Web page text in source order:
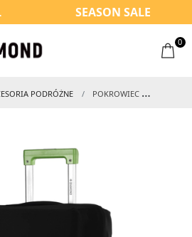
SEASON SALE
0
PODRÓŻNE POKROWIEC NA WALIZKĘ DUŻĄ